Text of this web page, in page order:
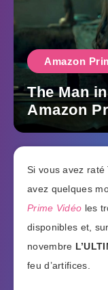
Amazon
The Man
Amazon
Si vous avez
avez quelques
Prime Vidéo les
disponibles et,
novembre
feu d’artifices.